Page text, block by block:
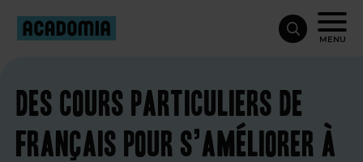
MENU
Des cours particuliers de
français pour s’améliorer à